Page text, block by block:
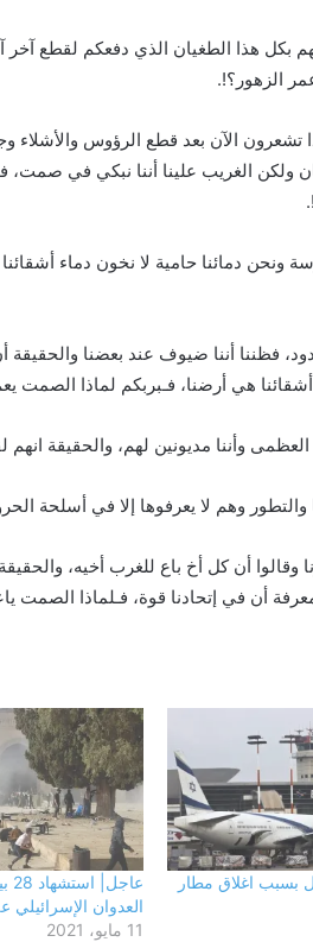
بكل هذا الطغيان الذي دفعكم لقطع آخر
الزهور؟!.
تشعرون الآن بعد قطع الرؤوس والأشلاء
ولكن الغريب علينا أننا نبكي في
ونحن دمائنا حامية لا نخون دماء
فظننا أننا ضيوف عند بعضنا
هي أرضنا، فـبربكم لماذا الصمت
وأننا مديونين لهم، والحقيقة
والتطور وهم لا يعرفوها إلا في أسلحة
وقالوا أن كل أخ باع للغرب أخيه،
أن في إتحادنا قوة، فـلماذا الصمت
بسبب اغلاق مطار
العدوان الإسرائيلي
11 مايو، 2021